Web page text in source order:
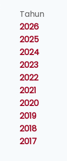
Tahun
2026
2025
2024
2023
2022
2021
2020
2019
2018
2017